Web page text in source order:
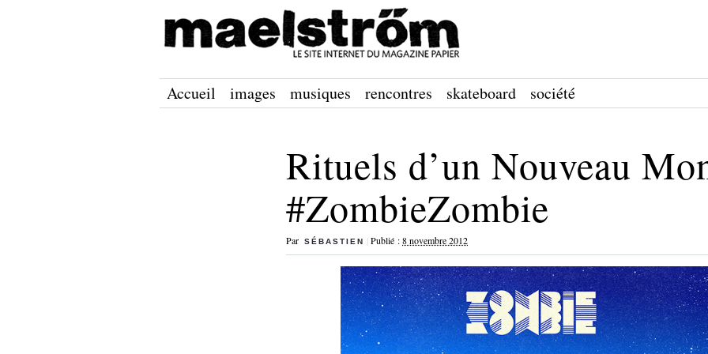
Accueil images musiques rencontres skateboard société
Rituels d’un Nouveau
#ZombieZombie
Par SÉBASTIEN |Publié :8 novembre 2012